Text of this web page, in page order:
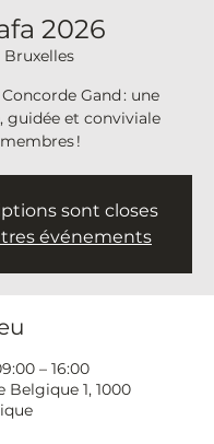
2026
Bruxelles
Gand : une
guidée et conviviale
!
sont closes
événements
– 16:00
Belgique 1, 1000